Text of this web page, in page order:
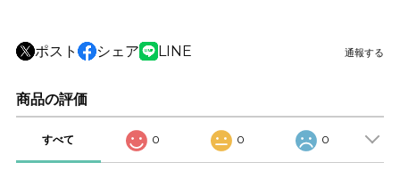
ポスト シェア LINE 通報する
商品の評価
すべて 0 0 0